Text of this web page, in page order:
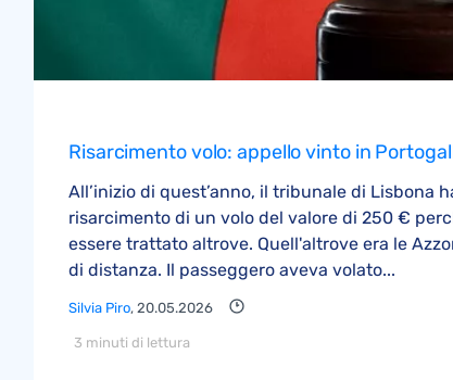
Risarcimento volo: appello vinto in
All’inizio di quest’anno, il tribunale di Lisbona
risarcimento di un volo del valore di 250 €
essere trattato altrove. Quell'altrove era le
di distanza. Il passeggero aveva volato...
Silvia Piro, 20.05.2026
3 minuti di lettura